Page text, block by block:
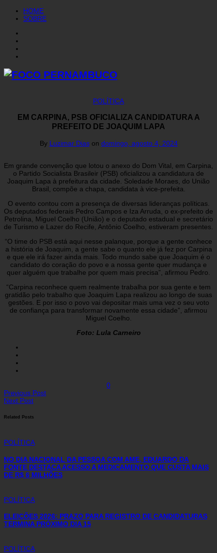
HOME
SOBRE
POLÍTICA
EM CARPINA, PSB OFICIALIZA CANDIDATURA A
PREFEITO DE JOAQUIM LAPA
By Luzimar Dias on domingo, agosto 4, 2024
Em grande convenção que lotou o anexo do Dom Vital, em Carpina,
o Partido Socialista Brasileir (PSB) oficializou a candidatura de
Joaquim Lapa à prefeitura da cidade. Soledade Moraes, do União
Brasil, compõe a chapa, candidata à vice-prefeita.
O evento contou com a presença de diversas lideranças políticas.
Os deputados federais Pedro Campos e Iza Arruda, o ex-prefeito de
Petrolina, Miguel Coelho (União) e o deputado estadual e secretário
de Turismo e Lazer do Recife, Antônio Coelho, estiveram presentes.
“O time do PSB está aqui nesse palanque, porque a gente conhece
a história de Joaquim, a gente sabe o quanto ele já fez por Carpina
e que ele irá fazer ainda mais. Todo mundo sabe que Joaquim é o
candidato do coração do povo e a nossa gente quer mudança e
quer alguém que trabalhe por quem mais precisa”, afirmou Pedro.
“Carpina reconhece quem realmente trabalha por sua gente e tem
gratidão pelo trabalho que Joaquim Lapa realizou ao longo de suas
gestões. E por isso o povo vai depositar mais uma vez o seu voto
de confiança para transformar novamente essa cidade”, afirmou
Miguel Coelho.
Foto: Lula Carneiro
0
Previous Post
Next Post
Related Posts
POLÍTICA
NO DIA NACIONAL DA PESSOA COM AME, EDUARDO DA
FONTE DESTACA ACESSO A MEDICAMENTO QUE CUSTA MAIS
DE R$ 6 MILHÕES
POLÍTICA
ELEIÇÕES 2026: PRAZO PARA REGISTRO DE CANDIDATURAS
TERMINA PRÓXIMO DIA 15
POLÍTICA